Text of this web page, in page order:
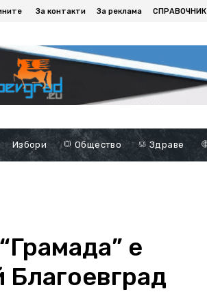
За контакти За реклама СПРАВОЧНИК
Избори Общество Здраве
е
Благоевград